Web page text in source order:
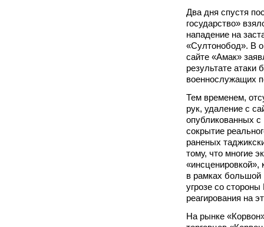
Два дня спустя
государство»
нападение на
«Султонобод». В
сайте «Амак»
результате атаки
военнослужащих
Тем временем,
рук, удаление с
опубликованных
сокрытие
раненых
тому, что многие
«инсценировкой»,
в рамках
угрозе со
реагирования на
На рынке